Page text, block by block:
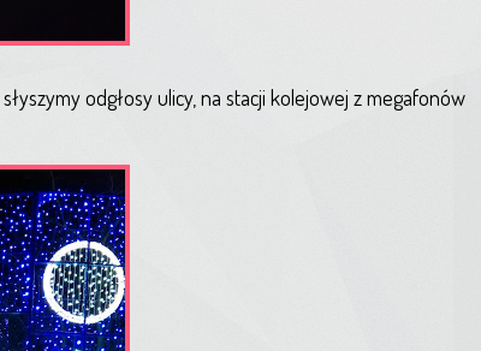
odgłosy ulicy, na stacji kolejowej z megafonów